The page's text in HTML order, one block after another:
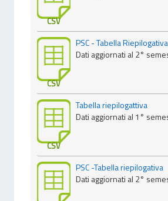
CSV
CSV
PSC - Tabella Riepilogativa
Dati aggiornati al 2°
CSV
Tabella riepilogattiva
Dati aggiornati al 1°
PSC -Tabella riepilogativa
Dati aggiornati al 2°